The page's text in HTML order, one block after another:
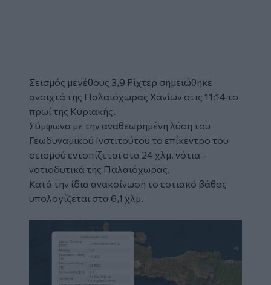
Σεισμός μεγέθους 3,9 Ρίχτερ σημειώθηκε
ανοιχτά της Παλαιόχωρας Χανίων στις 11:14 το
πρωί της Κυριακής.
Σύμφωνα με την αναθεωρημένη λύση του
Γεωδυναμικού Ινστιτούτου το επίκεντρο του
σεισμού εντοπίζεται στα 24 χλμ. νότια -
νοτιοδυτικά της Παλαιόχωρας.
Κατά την ίδια ανακοίνωση το εστιακό βάθος
υπολογίζεται στα 6,1 χλμ.